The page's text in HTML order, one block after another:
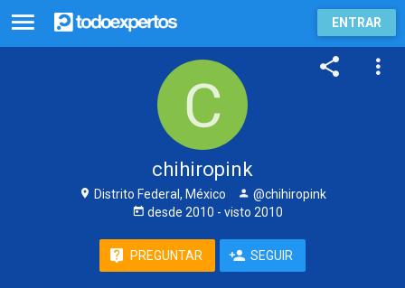
ENTRAR
chihiropink
Distrito Federal, México
@chihiropink
desde 2010 - visto 2010
PREGUNTAR SEGUIR